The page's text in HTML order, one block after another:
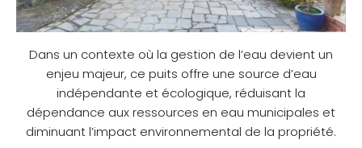
Dans un contexte où la gestion de l’eau devient un
enjeu majeur, ce puits offre une source d’eau
indépendante et écologique, réduisant la
dépendance aux ressources en eau municipales et
diminuant l’impact environnemental de la propriété.